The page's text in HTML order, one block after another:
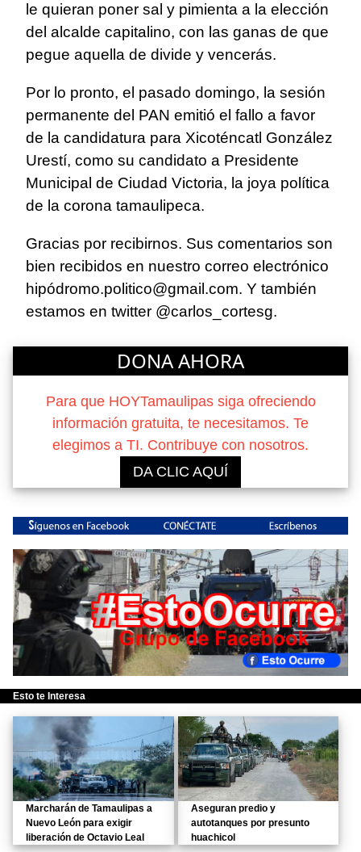
le quieran poner sal y pimienta a la elección
del alcalde capitalino, con las ganas de que
pegue aquella de divide y vencerás.
Por lo pronto, el pasado domingo, la sesión
permanente del PAN emitió el fallo a favor
de la candidatura para Xicoténcatl González
Urestí, como su candidato a Presidente
Municipal de Ciudad Victoria, la joya política
de la corona tamaulipeca.
Gracias por recibirnos. Sus comentarios son
bien recibidos en nuestro correo electrónico
hipódromo.politico@gmail.com. Y también
estamos en twitter @carlos_cortesg.
DONA AHORA
Para que HOYTamaulipas siga ofreciendo
información gratuita, te necesitamos. Te
elegimos a TI. Contribuye con nosotros.
DA CLIC AQUÍ
Esto te Interesa
Marcharán de Tamaulipas a
Nuevo León para exigir
liberación de Octavio Leal
Aseguran predio y
autotanques por presunto
huachicol